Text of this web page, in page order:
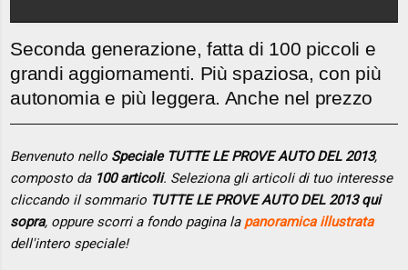
Seconda generazione, fatta di 100 piccoli e
grandi aggiornamenti. Più spaziosa, con più
autonomia e più leggera. Anche nel prezzo
Benvenuto nello Speciale TUTTE LE PROVE AUTO DEL 2013,
composto da 100 articoli. Seleziona gli articoli di tuo interesse
cliccando il sommario TUTTE LE PROVE AUTO DEL 2013 qui
sopra, oppure scorri a fondo pagina la panoramica illustrata
dell'intero speciale!